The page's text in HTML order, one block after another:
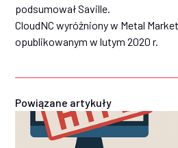
podsumował Saville.
CloudNC wyróżniony w Metal
opublikowanym w lutym 2020 r.
Powiązane artykuły